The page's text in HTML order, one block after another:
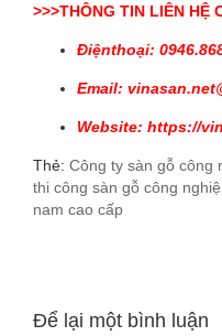
>>>THÔNG TIN LIÊN HỆ
Điệnthoại:
Email:
Website: https://
Thẻ: Công ty sàn gỗ công
thi công sàn gỗ công
nam cao cấp
Để lại một bình luận